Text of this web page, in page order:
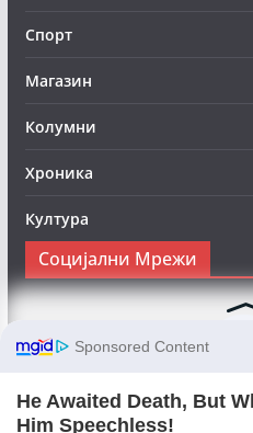
Спорт
Магазин
Колумни
Хроника
Култура
Социјални Мрежи
Следете нè на Фејсбук за